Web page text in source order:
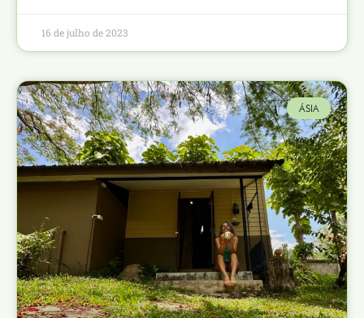
16 de julho de 2023
ÁSIA